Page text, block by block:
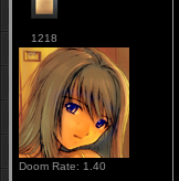
1218
Doom Rate: 1.40